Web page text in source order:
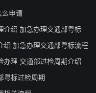
么申请
介绍 加急办理交通部粤标
绍 加急办理交通部粤标流程
办理 交通部过检周期介绍
粤标过检周期